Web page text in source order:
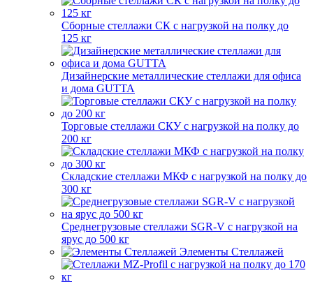
Сборные стеллажи СК с нагрузкой на полку до
125 кг
Дизайнерские металлические стеллажи для офиса
и дома GUTTA
Торговые стеллажи СКУ с нагрузкой на полку до
200 кг
Складские стеллажи МКФ с нагрузкой на полку до
300 кг
Среднегрузовые стеллажи SGR-V с нагрузкой на
ярус до 500 кг
Элементы Стеллажей